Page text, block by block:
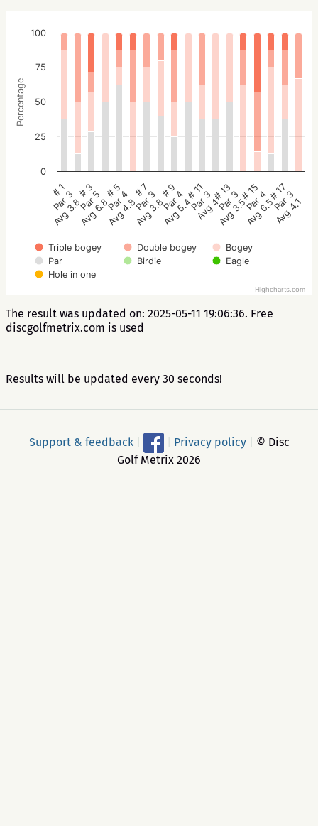
Percentage
Triple bogey Double bogey
Bogey
Par
Birdie
Eagle
Hole in one
# 1
Par 3
Avg 3.8
# 3
Par 5
Avg 6.8
# 5
Par 4
Avg 4.8
# 7
Par 3
Avg 3.8
# 9
Par 4
Avg 5.4
# 11
Par 3
Avg 4
# 13
Par 3
Avg 3.5
# 15
Par 4
Avg 6.5
# 17
Par 3
Avg 4.1
0
25
50
75
100
Highcharts.com
The result was updated on: 2025-05-11 19:06:36. Free
discgolfmetrix.com is used
Results will be updated every 30 seconds!
Support & feedback Privacy policy
© Disc
Golf Metrix 2026